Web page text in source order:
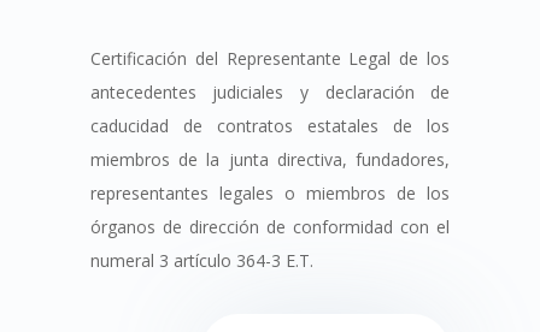
Certificación del Representante Legal de los
antecedentes judiciales y declaración de
caducidad de contratos estatales de los
miembros de la junta directiva, fundadores,
representantes legales o miembros de los
órganos de dirección de conformidad con el
numeral 3 artículo 364-3 E.T.